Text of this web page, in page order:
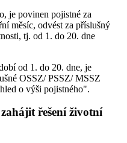
je povinen pojistné za
měsíc, odvést za příslušný
tj. od 1. do 20. dne
od 1. do 20. dne, je
OSSZ/ PSSZ/ MSSZ
o výši pojistného".
řešení životní